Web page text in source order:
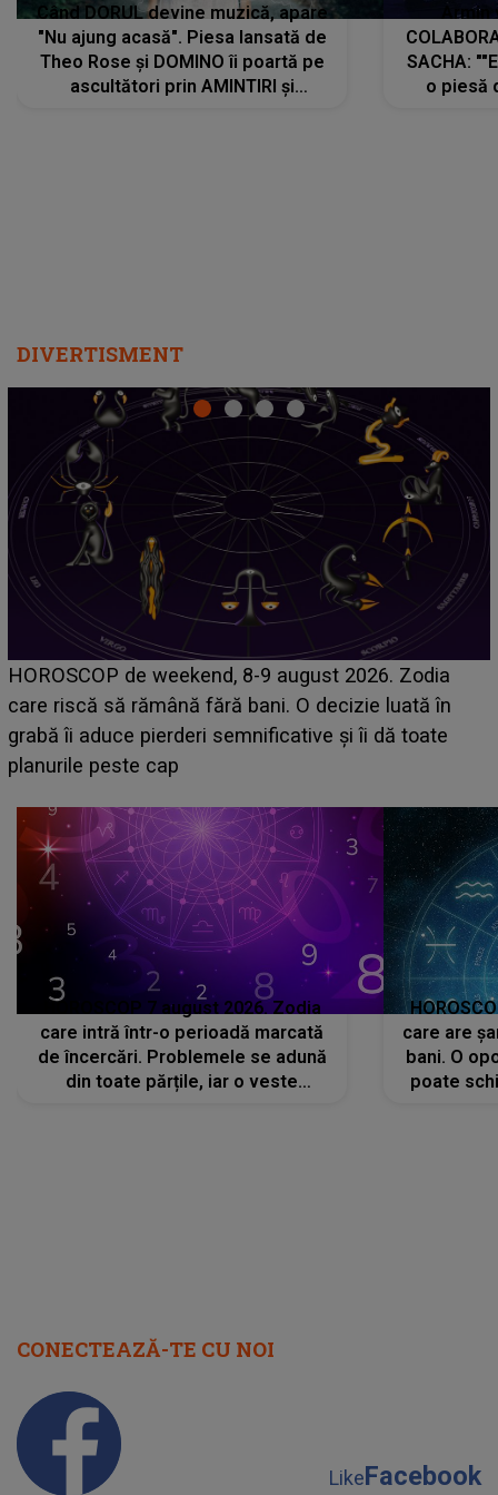
Când DORUL devine muzică, apare
"Nu ajung acasă". Piesa lansată de
Theo Rose și DOMINO îi poartă pe
ascultători prin AMINTIRI și
SACHA:
o piesă
DIVERTISMENT
Emanuel a ținut ACEST DETALIU ASCUNS până
acum! În fața Alexandrei, concurentul din Casa Iubirii
face o MĂRTURISIRE NEAȘTEPTATĂ despre mama
sa: "I-am spus și ei în față, eu nu te iubesc pentru
HOROSCOP 7 august 2026. Zodia
care intră într-o perioadă marcată
de încercări. Problemele se adună
din toate părțile, iar o veste
care are
bani. O
poate
CONECTEAZĂ-TE CU NOI
LikeFacebook